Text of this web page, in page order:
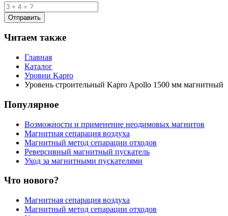
Читаем также
Главная
Каталог
Уровни Kapro
Уровень строительный Kapro Apollo 1500 мм магнитный
Популярное
Возможности и применение неодимовых магнитов
Магнитная сепарация воздуха
Магнитный метод сепарации отходов
Реверсивный магнитный пускатель
Уход за магнитными пускателями
Что нового?
Магнитная сепарация воздуха
Магнитный метод сепарации отходов